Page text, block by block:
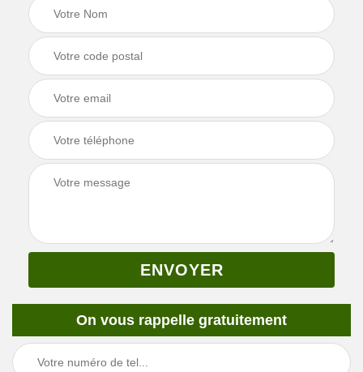
On vous rappelle gratuitement